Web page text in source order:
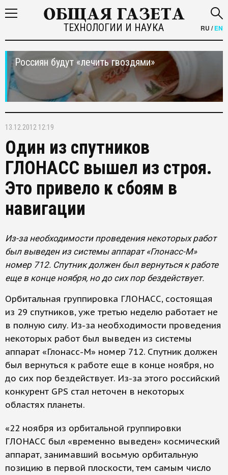
ТЕХНОЛОГИИ И НАУКА RU /EN
Россиян будут «лечить гвоздями»
13.12.2012 12:19
Один из спутников
ГЛОНАСС вышел из строя.
Это привело к сбоям в
навигации
Из-за необходимости проведения некоторых работ
был выведен из системы аппарат «Глонасс-М»
номер 712. Спутник должен был вернуться к работе
еще в конце ноября, но до сих пор бездействует.
Орбитальная группировка ГЛОНАСС, состоящая
из 29 спутников, уже третью неделю работает не
в полную силу. Из-за необходимости проведения
некоторых работ был выведен из системы
аппарат «Глонасс-М» номер 712. Спутник должен
был вернуться к работе еще в конце ноября, но
до сих пор бездействует. Из-за этого российский
конкурент GPS стал неточен в некоторых
областях планеты.
«22 ноября из орбитальной группировки
ГЛОНАСС был «временно выведен» космический
аппарат, занимавший восьмую орбитальную
позицию в первой плоскости, тем самым число